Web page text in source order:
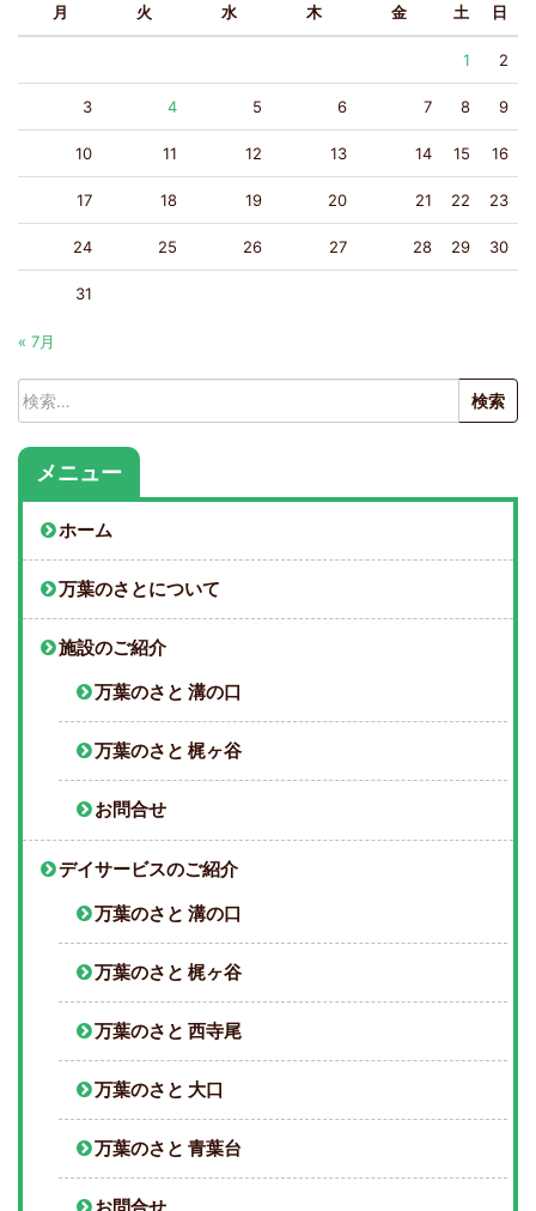
月 火 水 木 金 土 日
1 2
3 4 5 6 7 8 9
10 11 12 13 14 15 16
17 18 19 20 21 22 23
24 25 26 27 28 29 30
31
« 7月
検
索:
メニュー
ホーム
万葉のさとについて
施設のご紹介
万葉のさと 溝の口
万葉のさと 梶ヶ谷
お問合せ
デイサービスのご紹介
万葉のさと 溝の口
万葉のさと 梶ヶ谷
万葉のさと 西寺尾
万葉のさと 大口
万葉のさと 青葉台
お問合せ